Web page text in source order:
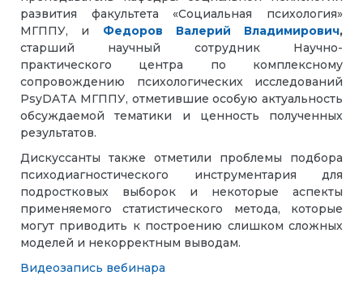
развития факультета «Социальная психология»
МГППУ, и Федоров Валерий Владимирович,
старший научный сотрудник Научно-
практического центра по комплексному
сопровождению психологических исследований
PsyDATA МГППУ, отметившие особую актуальность
обсуждаемой тематики и ценность полученных
результатов.
Дискуссанты также отметили проблемы подбора
психодиагностического инструментария для
подростковых выборок и некоторые аспекты
применяемого статистического метода, которые
могут приводить к построению слишком сложных
моделей и некорректным выводам.
Видеозапись вебинара